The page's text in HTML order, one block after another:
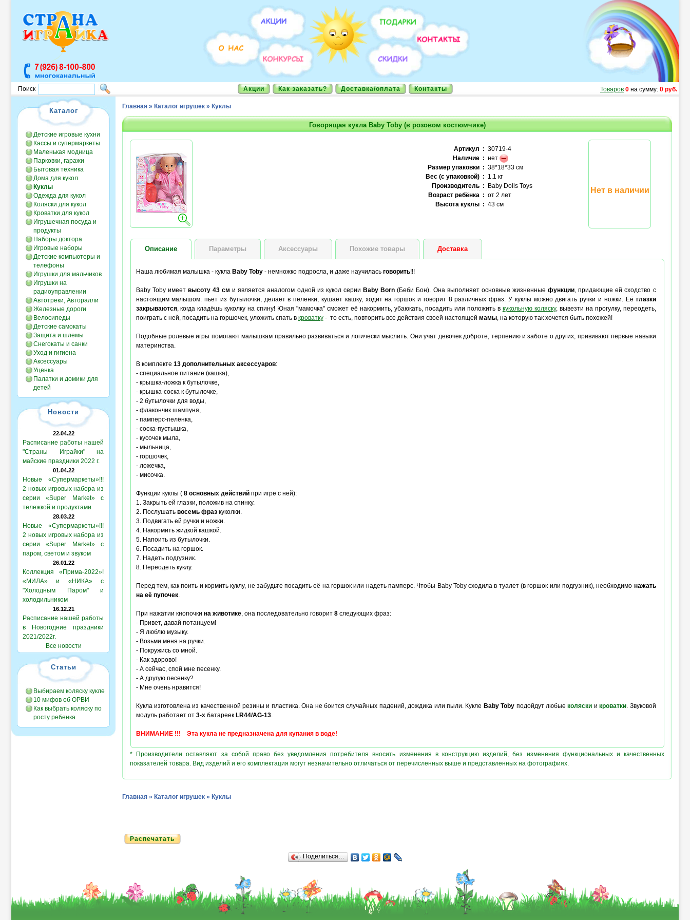
Поиск Акции Как заказать? Доставка/оплата Контакты Товаров 0 на сумму: 0 руб.
Каталог
Детские игровые кухни
Кассы и супермаркеты
Маленькая модница
Парковки, гаражи
Бытовая техника
Дома для кукол
Куклы
Одежда для кукол
Коляски для кукол
Кроватки для кукол
Игрушечная посуда и
продукты
Наборы доктора
Игровые наборы
Детские компьютеры и
телефоны
Игрушки для мальчиков
Игрушки на
радиоуправлении
Автотреки, Авторалли
Железные дороги
Велосипеды
Детские самокаты
Защита и шлемы
Снегокаты и санки
Уход и гигиена
Аксессуары
Уценка
Палатки и домики для
детей
Новости
22.04.22
Расписание работы нашей
"Страны Играйки" на
майские праздники 2022 г.
01.04.22
Новые «Супермаркеты»!!!
2 новых игровых набора из
серии «Super Market» с
тележкой и продуктами
28.03.22
Новые «Супермаркеты»!!!
2 новых игровых набора из
серии «Super Market» с
паром, светом и звуком
26.01.22
Коллекция «Прима-2022»!
«МИЛА» и «НИКА» с
"Холодным Паром" и
холодильником
16.12.21
Расписание нашей работы
в Новогодние праздники
2021/2022г.
Все новости
Статьи
Выбираем коляску кукле
10 мифов об ОРВИ
Как выбрать коляску по
росту ребенка
Главная » Каталог игрушек » Куклы
Говорящая кукла Baby Toby (в розовом костюмчике)
Артикул : 30719-4
Наличие : нет
Размер упаковки : 38*18*33 см
Вес (с упаковкой) : 1.1 кг
Производитель : Baby Dolls Toys
Возраст ребёнка : от 2 лет
Высота куклы : 43 см
Нет в наличии
Описание Параметры Аксессуары Похожие товары Доставка
Наша любимая малышка - кукла Baby Toby- немножко подросла, и даже научилась говорить!!!
Baby Toby имеет высоту 43 см и является аналогом одной из кукол серии Baby Born (Беби Бон). Она выполняет основные жизненныефункции, придающие ей сходство с
настоящим малышом: пьет из бутылочки, делает в пеленки, кушает кашку, ходит на горшок и говорит 8 различных фраз. У куклы можно двигать ручки и ножки. Её глазки
закрываются, когда кладёшь куколку на спину! Юная "мамочка" сможет её накормить, убаюкать, посадить или положить в кукольную коляску, вывезти на прогулку, переодеть,
поиграть с ней, посадить на горшочек, уложить спать в кроватку- то есть, повторить все действия своей настоящей мамы, на которую так хочется быть похожей!
Подобные ролевые игры помогают малышкам правильно развиваться и логически мыслить. Они учат девочек доброте, терпению и заботе о других, прививают первые навыки
материнства.
В комплекте 13 дополнительных аксессуаров:
- специальное питание (кашка),
- крышка-ложка к бутылочке,
- крышка-соска к бутылочке,
- 2 бутылочки для воды,
- флакончик шампуня,
- памперс-пелёнка,
- соска-пустышка,
- кусочек мыла,
- мыльница,
- горшочек,
- ложечка,
- мисочка.
Функции куклы ( 8 основных действийпри игре с ней):
1. Закрыть ей глазки, положив на спинку.
2. Послушать восемь фразкуколки.
3. Подвигать ей ручки и ножки.
4. Накормить жидкой кашкой.
5. Напоить из бутылочки.
6. Посадить на горшок.
7. Надеть подгузник.
8. Переодеть куклу.
Перед тем, как поить и кормить куклу, не забудьте посадить её на горшок или надеть памперс. Чтобы Baby Toby сходила в туалет (в горшок или подгузник), необходимо нажать
на её пупочек.
При нажатии кнопочки на животике, она последовательно говорит 8 следующих фраз:
- Привет, давай потанцуем!
- Я люблю музыку.
- Возьми меня на ручки.
- Покружись со мной.
- Как здорово!
- А сейчас, спой мне песенку.
- А другую песенку?
- Мне очень нравится!
Кукла изготовлена из качественной резины и пластика. Она не боится случайных падений, дождика или пыли. Кукле Baby Toby подойдут любыеколяски икроватки. Звуковой
модуль работает от 3-хбатареек LR44/AG-13.
ВНИМАНИЕ !!! Эта кукла не предназначена для купания в воде!
* Производители оставляют за собой право без уведомления потребителя вносить изменения в конструкцию изделий, без изменения функциональных и качественных
показателей товара. Вид изделий и его комплектация могут незначительно отличаться от перечисленных выше и представленных на фотографиях.
Главная » Каталог игрушек » Куклы
Распечатать
Поделиться…